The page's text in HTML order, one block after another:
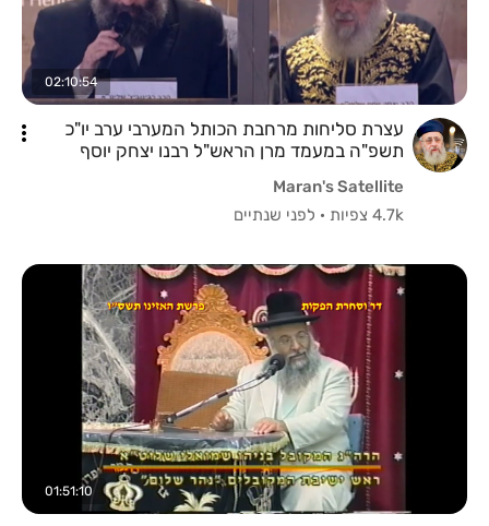
02:10:54
עצרת סליחות מרחבת הכותל המערבי ערב יו"כ
תשפ"ה במעמד מרן הראש"ל רבנו יצחק יוסף
Maran's Satellite
4.7k צפיות
· לפני שנתיים
01:51:10